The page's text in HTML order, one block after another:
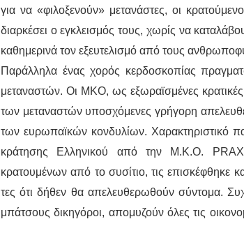
για να «φιλοξενούν» μετανάστες, οι
διαρκέσει ο εγκλεισμός τους, χωρίς να
καθημερινά τον εξευτελισμό από τους
Παράλληλα ένας χορός κερδοσκοπίας
μεταναστών. Οι ΜΚΟ, ως εξωραϊσμένες
των μεταναστών υποσχόμενες γρήγορη
των ευρωπαϊκών κονδυλίων. Χαρακτηριστικό
κράτησης Ελληνικού από την Μ.Κ.Ο.
κρατουμένων από το συσίτιο, τις επισκέφθηκε
τες ότι δήθεν θα απελευθερωθούν σύντομα.
μπάτσους δικηγόροι, απομυζούν όλες τις